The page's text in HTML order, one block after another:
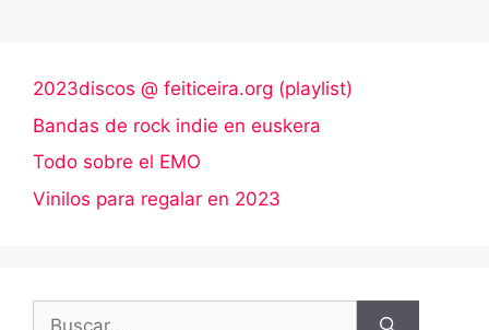
2023discos @ feiticeira.org (playlist)
Bandas de rock indie en euskera
Todo sobre el EMO
Vinilos para regalar en 2023